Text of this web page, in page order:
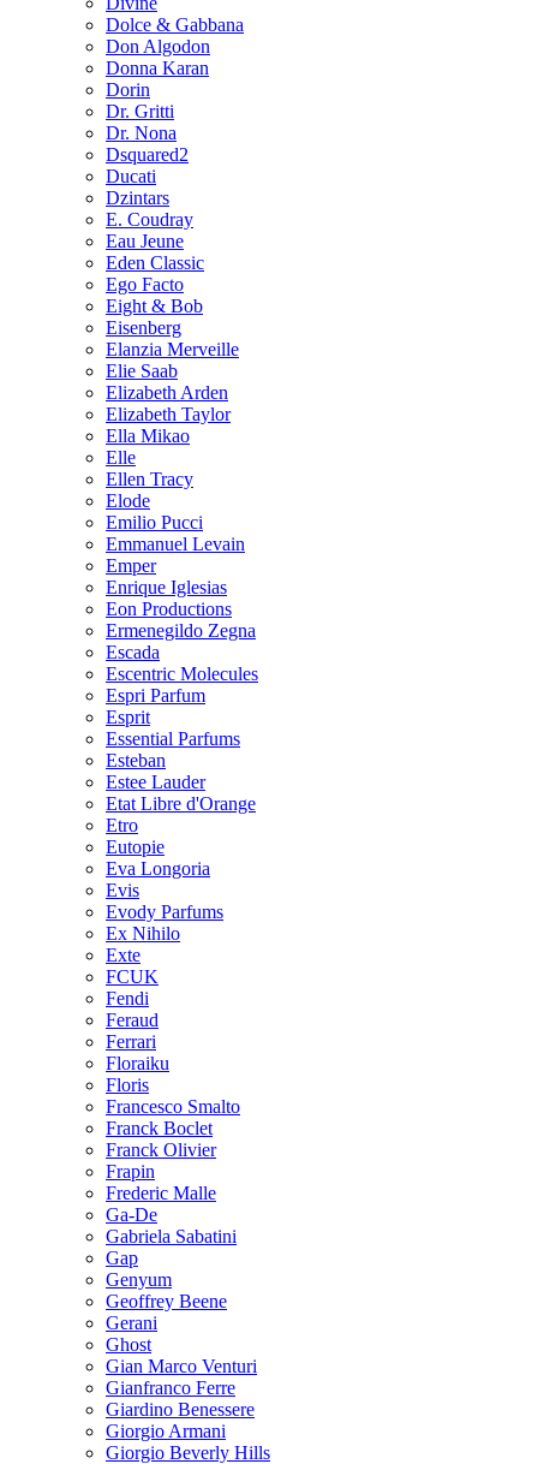
Dolce & Gabbana
Don Algodon
Donna Karan
Dorin
Dr. Gritti
Dr. Nona
Dsquared2
Ducati
Dzintars
E. Coudray
Eau Jeune
Eden Classic
Ego Facto
Eight & Bob
Eisenberg
Elanzia Merveille
Elie Saab
Elizabeth Arden
Elizabeth Taylor
Ella Mikao
Elle
Ellen Tracy
Elode
Emilio Pucci
Emmanuel Levain
Emper
Enrique Iglesias
Eon Productions
Ermenegildo Zegna
Escada
Escentric Molecules
Espri Parfum
Esprit
Essential Parfums
Esteban
Estee Lauder
Etat Libre d'Orange
Etro
Eutopie
Eva Longoria
Evis
Evody Parfums
Ex Nihilo
Exte
FCUK
Fendi
Feraud
Ferrari
Floraiku
Floris
Francesco Smalto
Franck Boclet
Franck Olivier
Frapin
Frederic Malle
Ga-De
Gabriela Sabatini
Gap
Genyum
Geoffrey Beene
Gerani
Ghost
Gian Marco Venturi
Gianfranco Ferre
Giardino Benessere
Giorgio Armani
Giorgio Beverly Hills